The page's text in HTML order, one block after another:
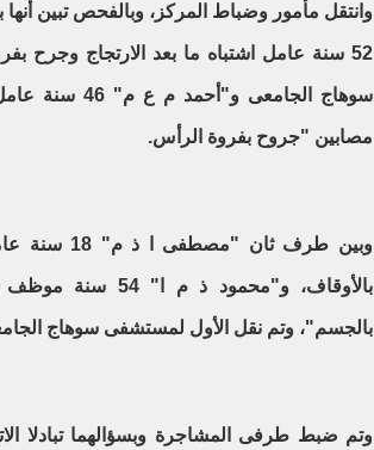
وانتقل مأمور وضباط المركز، وبالفحص تبين
52 سنة عامل اشتباه ما بعد الارتجاج
مصابين "جروح بفروة الرأس.
بالأوقاف،
بالجسم"، وتم نقل الأول لمستشفى سوهاج
وتم ضبط طرفى المشاجرة وبسؤالهما تبادلا